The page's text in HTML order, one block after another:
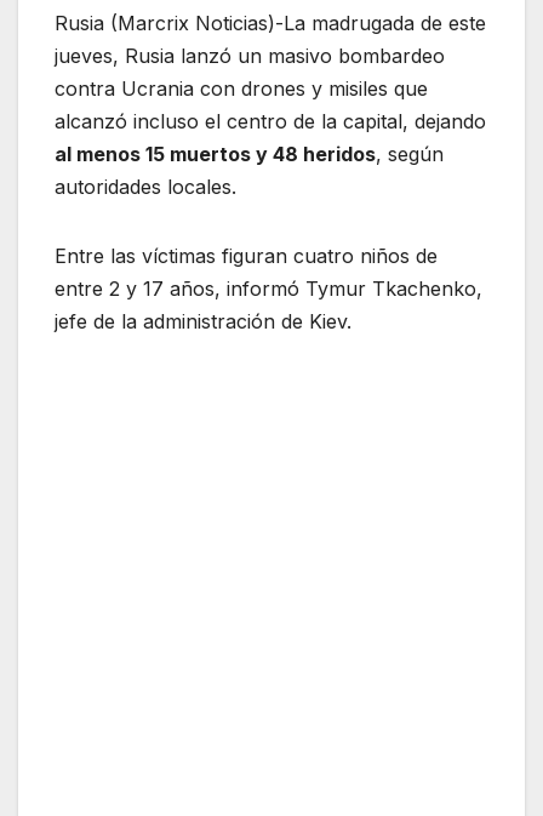
Rusia (Marcrix Noticias)-La madrugada de este
jueves, Rusia lanzó un masivo bombardeo
contra Ucrania con drones y misiles que
alcanzó incluso el centro de la capital, dejando
al menos 15 muertos y 48 heridos, según
autoridades locales.
Entre las víctimas figuran cuatro niños de
entre 2 y 17 años, informó Tymur Tkachenko,
jefe de la administración de Kiev.